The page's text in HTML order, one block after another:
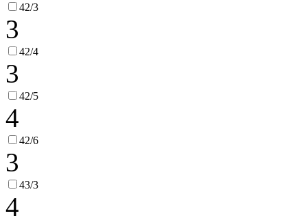
42/3
3
42/4
3
42/5
4
42/6
3
43/3
4